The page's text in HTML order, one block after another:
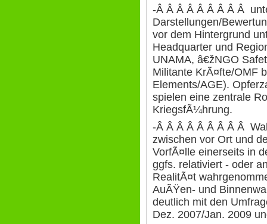
-Â Â Â Â Â Â Â Â Â
Darstellungen/
vor dem Hintergrund
Headquarter und
UNAMA, â€žNGO
Militante KrÃ¤fte/OMF
Elements/AGE).
spielen eine zentrale
KriegsfÃ¼hrung.
-Â Â Â Â Â Â Â Â Â
zwischen vor Ort und
VorfÃ¤lle einerseits in
ggfs. relativiert - oder
RealitÃ¤t
AuÃŸen- und
deutlich mit den
Dez. 2007/Jan. 2009